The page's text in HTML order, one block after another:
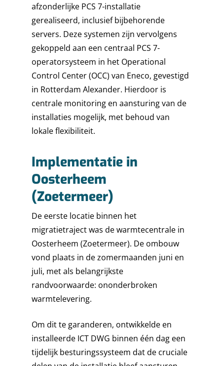
afzonderlijke PCS 7-installatie
gerealiseerd, inclusief bijbehorende
servers. Deze systemen zijn vervolgens
gekoppeld aan een centraal PCS 7-
operatorsysteem in het Operational
Control Center (OCC) van Eneco, gevestigd
in Rotterdam Alexander. Hierdoor is
centrale monitoring en aansturing van de
installaties mogelijk, met behoud van
lokale flexibiliteit.
Implementatie in
Oosterheem
(Zoetermeer)
De eerste locatie binnen het
migratietraject was de warmtecentrale in
Oosterheem (Zoetermeer). De ombouw
vond plaats in de zomermaanden juni en
juli, met als belangrijkste
randvoorwaarde: ononderbroken
warmtelevering.
Om dit te garanderen, ontwikkelde en
installeerde ICT DWG binnen één dag een
tijdelijk besturingssysteem dat de cruciale
HOME
MARKTEN
ENERGY
EXPERTISES
HOOG- EN
INDUSTRIAL
ONDERZOEK
SIEMENS PARTNER
ROCKWELL
WERKEN BIJ ICT
SERVICEDESK
NEDERLANDS